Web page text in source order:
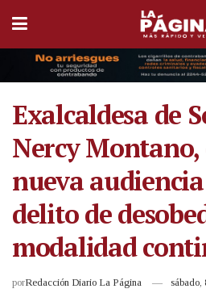
Exalcaldesa de
Nercy
nueva
delito de
modalidad
porRedacción Diario La Página